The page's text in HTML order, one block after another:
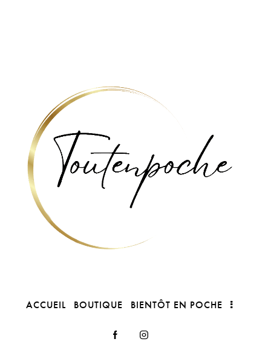
ACCUEIL BOUTIQUE BIENTÔT EN POCHE